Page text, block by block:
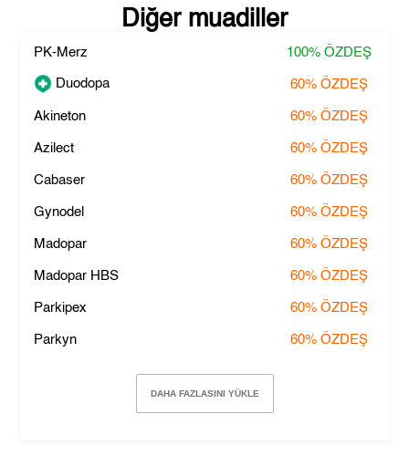
Diğer muadiller
PK-Merz 100% ÖZDEŞ
Duodopa 60% ÖZDEŞ
Akineton 60% ÖZDEŞ
Azilect 60% ÖZDEŞ
Cabaser 60% ÖZDEŞ
Gynodel 60% ÖZDEŞ
Madopar 60% ÖZDEŞ
Madopar HBS 60% ÖZDEŞ
Parkipex 60% ÖZDEŞ
Parkyn 60% ÖZDEŞ
DAHA FAZLASINI YÜKLE